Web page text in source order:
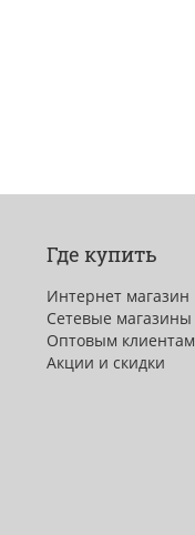
Где купить
Интернет магазин
Сетевые магазины
Оптовым клиентам
Акции и скидки